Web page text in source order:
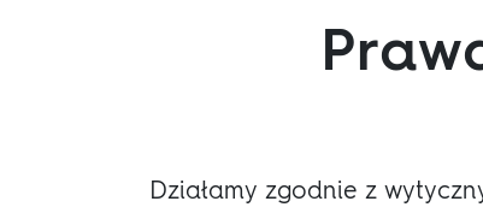
Działamy zgodnie z